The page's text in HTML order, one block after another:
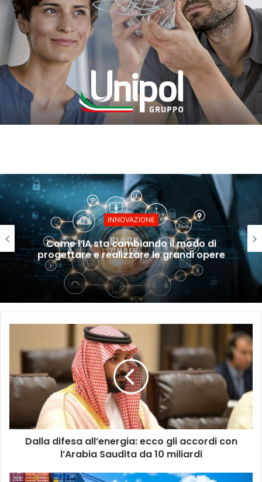
INNOVAZIONE
Come l’IA sta cambiando il modo di
progettare e realizzare le grandi opere
Dalla difesa all’energia: ecco gli accordi con
l’Arabia Saudita da 10 miliardi